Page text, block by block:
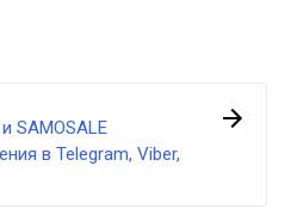
SAMOSALE
в Telegram, Viber,